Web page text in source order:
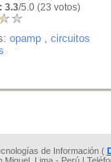
3.3/5.0 (23 votos)
opamp
circuitos
de Información (